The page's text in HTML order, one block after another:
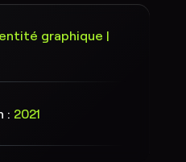
graphique |
: 2021